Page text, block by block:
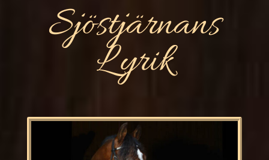
Sjöstjärnans
Lyrik